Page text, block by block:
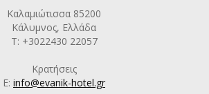
Καλαμιώτισσα 85200
Κάλυμνος, Ελλάδα
T: +3022430 22057
Κρατήσεις
E: info@evanik-hotel.gr